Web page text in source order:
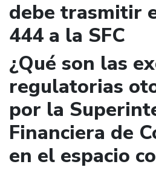
debe trasmitir
444 a la SFC
¿Qué son las
regulatorias
por la
Financiera de
en el espacio